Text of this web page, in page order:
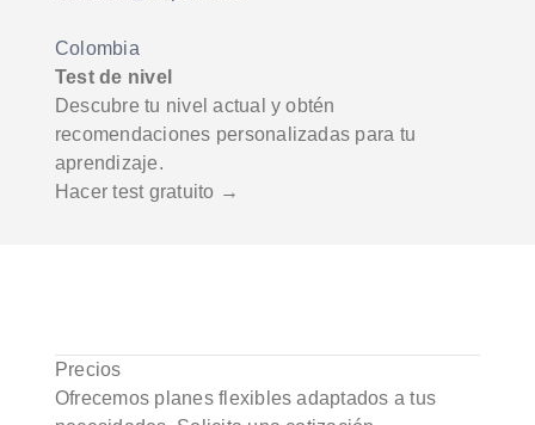
Colombia
Test de nivel
Descubre tu nivel actual y obtén
recomendaciones personalizadas para tu
aprendizaje.
Hacer test gratuito →
Precios
Ofrecemos planes flexibles adaptados a tus